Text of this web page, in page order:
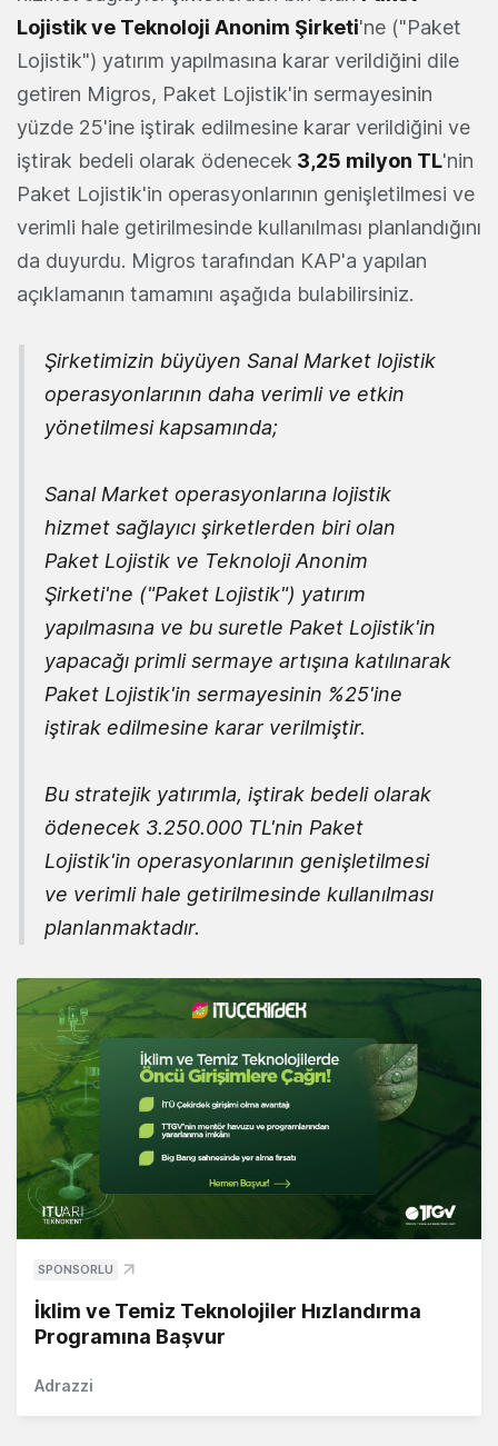
Lojistik ve Teknoloji Anonim Şirketi'ne ("Paket
Lojistik") yatırım yapılmasına karar verildiğini dile
getiren Migros, Paket Lojistik'in sermayesinin
yüzde 25'ine iştirak edilmesine karar verildiğini ve
iştirak bedeli olarak ödenecek 3,25 milyon TL'nin
Paket Lojistik'in operasyonlarının genişletilmesi ve
verimli hale getirilmesinde kullanılması planlandığını
da duyurdu. Migros tarafından KAP'a yapılan
açıklamanın tamamını aşağıda bulabilirsiniz.
Şirketimizin büyüyen Sanal Market lojistik
operasyonlarının daha verimli ve etkin
yönetilmesi kapsamında;
Sanal Market operasyonlarına lojistik
hizmet sağlayıcı şirketlerden biri olan
Paket Lojistik ve Teknoloji Anonim
Şirketi'ne ("Paket Lojistik") yatırım
yapılmasına ve bu suretle Paket Lojistik'in
yapacağı primli sermaye artışına katılınarak
Paket Lojistik'in sermayesinin %25'ine
iştirak edilmesine karar verilmiştir.
Bu stratejik yatırımla, iştirak bedeli olarak
ödenecek 3.250.000 TL'nin Paket
Lojistik'in operasyonlarının genişletilmesi
ve verimli hale getirilmesinde kullanılması
planlanmaktadır.
SPONSORLU
İklim ve Temiz Teknolojiler Hızlandırma
Programına Başvur
Adrazzi